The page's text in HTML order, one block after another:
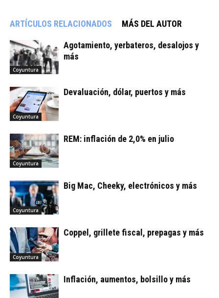
ARTÍCULOS RELACIONADOS MÁS DEL AUTOR
Coyuntura
Agotamiento, yerbateros, desalojos y
más
Coyuntura
Devaluación, dólar, puertos y más
Coyuntura
REM: inflación de 2,0% en julio
Coyuntura
Big Mac, Cheeky, electrónicos y más
Coyuntura
Coppel, grillete fiscal, prepagas y más
Inflación, aumentos, bolsillo y más